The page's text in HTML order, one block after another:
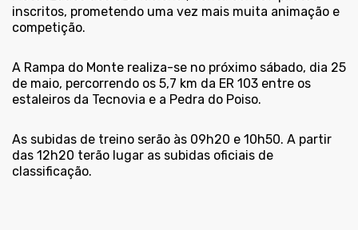
inscritos, prometendo uma vez mais muita animação e
competição.
A Rampa do Monte realiza-se no próximo sábado, dia 25
de maio, percorrendo os 5,7 km da ER 103 entre os
estaleiros da Tecnovia e a Pedra do Poiso.
As subidas de treino serão às 09h20 e 10h50. A partir
das 12h20 terão lugar as subidas oficiais de
classificação.